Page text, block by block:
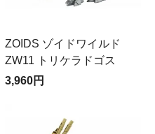
ZOIDS ゾイドワイルド
ZW11 トリケラドゴス
3,960円